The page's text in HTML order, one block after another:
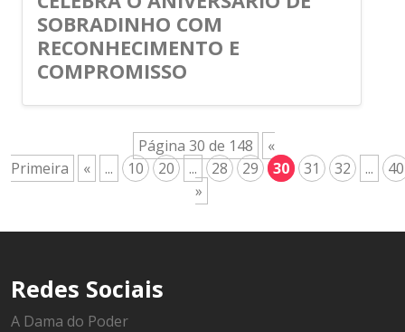
SOBRADINHO COM
RECONHECIMENTO E
COMPROMISSO
Página 30 de 148
«
Primeira
« ... 10 20 ... 28 29 30 31 32 ...
40
»
Redes Sociais
A Dama do Poder